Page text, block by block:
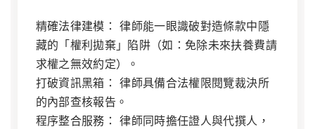
精確法律建模： 律師能一眼識破對造條款中隱
藏的「權利拋棄」陷阱（如：免除未來扶養費請
求權之無效約定）。
打破資訊黑箱： 律師具備合法權限閱覽裁決所
的內部查核報告。
程序整合服務： 律師同時擔任證人與代撰人，